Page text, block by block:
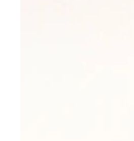
ゲームボーイ版DDR専